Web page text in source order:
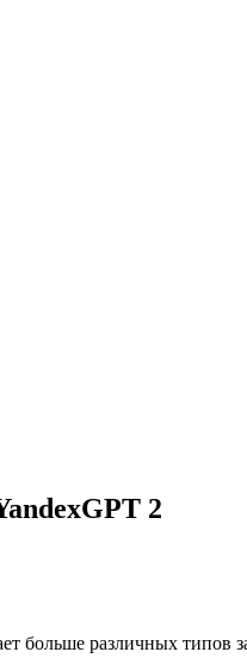
2
различных типов